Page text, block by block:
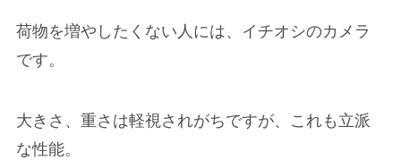
荷物を増やしたくない人には、イチオシのカメラ
です。
大きさ、重さは軽視されがちですが、これも立派
な性能。